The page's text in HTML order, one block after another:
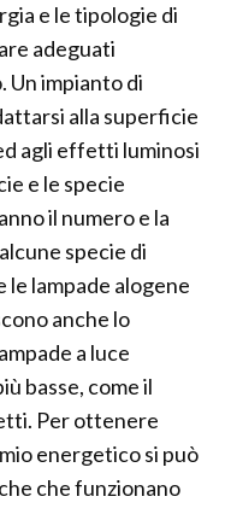
e le tipologie di
adeguati
Un impianto di
alla superficie
agli effetti luminosi
e le specie
il numero e la
specie di
le lampade alogene
anche lo
a luce
basse, come il
Per ottenere
energetico si può
che funzionano